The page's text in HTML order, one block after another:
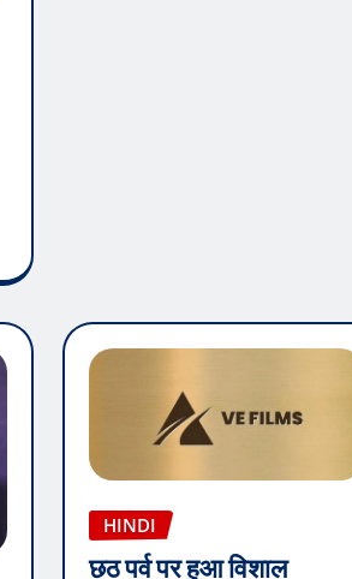
HINDI
छठ पर्व पर हुआ विशाल